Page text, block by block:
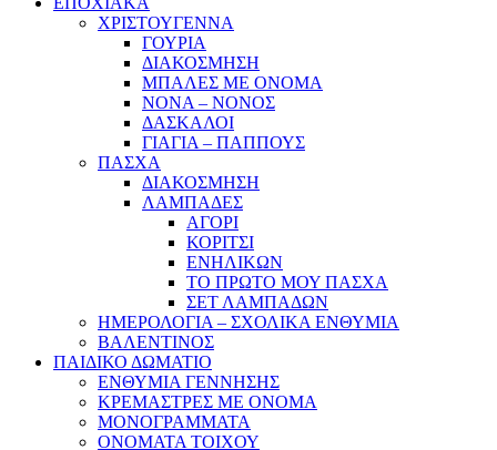
ΧΡΙΣΤΟΥΓΕΝΝΑ
ΓΟΥΡΙΑ
ΔΙΑΚΟΣΜΗΣΗ
ΜΠΑΛΕΣ ΜΕ ΟΝΟΜΑ
ΝΟΝΑ – ΝΟΝΟΣ
ΔΑΣΚΑΛΟΙ
ΓΙΑΓΙΑ – ΠΑΠΠΟΥΣ
ΠΑΣΧΑ
ΔΙΑΚΟΣΜΗΣΗ
ΛΑΜΠΑΔΕΣ
ΑΓΟΡΙ
ΚΟΡΙΤΣΙ
ΕΝΗΛΙΚΩΝ
ΤΟ ΠΡΩΤΟ ΜΟΥ ΠΑΣΧΑ
ΣΕΤ ΛΑΜΠΑΔΩΝ
ΗΜΕΡΟΛΟΓΙΑ – ΣΧΟΛΙΚΑ ΕΝΘΥΜΙΑ
ΒΑΛΕΝΤΙΝΟΣ
ΠΑΙΔΙΚΟ ΔΩΜΑΤΙΟ
ΕΝΘΥΜΙΑ ΓΕΝΝΗΣΗΣ
ΚΡΕΜΑΣΤΡΕΣ ΜΕ ΟΝΟΜΑ
ΜΟΝΟΓΡΑΜΜΑΤΑ
ΟΝΟΜΑΤΑ ΤΟΙΧΟΥ